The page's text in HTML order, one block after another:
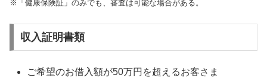
※「健康保険証」のみでも、審査は可能な場合がある。
収入証明書類
ご希望のお借入額が50万円を超えるお客さま